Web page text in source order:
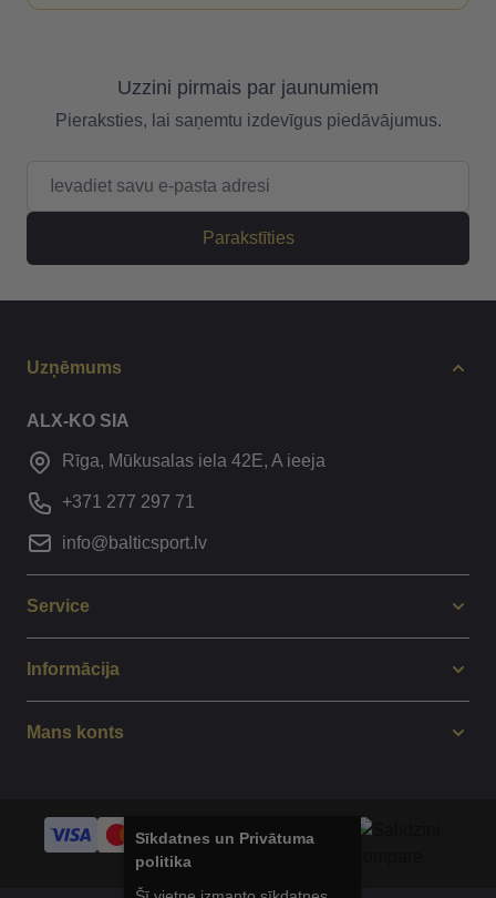
Uzzini pirmais par jaunumiem
Pieraksties, lai saņemtu izdevīgus piedāvājumus.
Parakstīties
Uzņēmums
ALX-KO SIA
Rīga, Mūkusalas iela 42E, A ieeja
+371 277 297 71
info@balticsport.lv
Service
Informācija
Mans konts
Sīkdatnes un Privātuma
politika